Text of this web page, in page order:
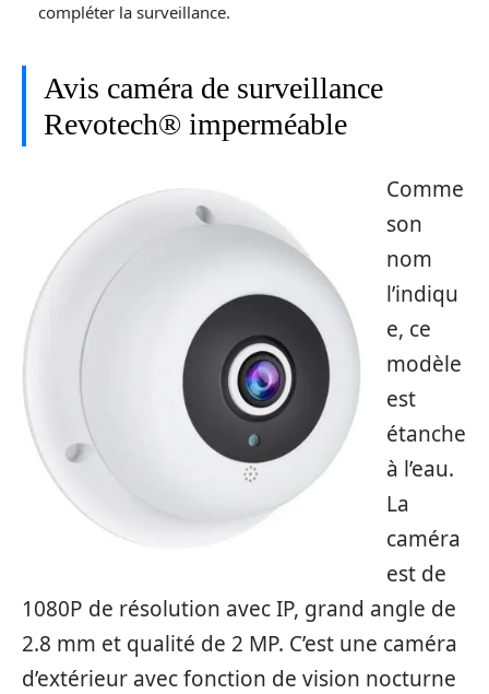
compléter la surveillance.
Avis caméra de surveillance
Revotech® imperméable
Comme
son
nom
l’indiqu
e, ce
modèle
est
étanche
à l’eau.
La
caméra
est de
1080P de résolution avec IP, grand angle de
2.8 mm et qualité de 2 MP. C’est une caméra
d’extérieur avec fonction de vision nocturne